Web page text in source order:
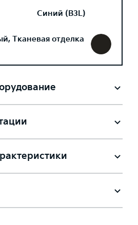
Синий (B3L)
Тканевая отделка